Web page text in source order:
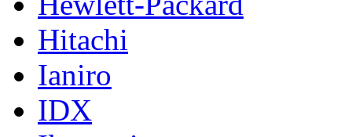
Hitachi
Ianiro
IDX